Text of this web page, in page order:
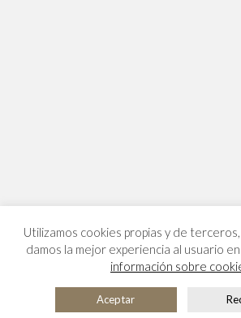
Utilizamos cookies propias y de
damos la mejor experiencia al usuario
información sobre
Aceptar